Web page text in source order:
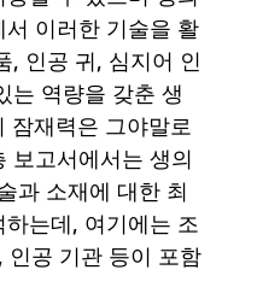
이러한 기술을 활
, 인공 귀, 심지어 인
는 역량을 갖춘 생
잠재력은 그야말로
보고서에서는 생의
과 소재에 대한 최
는데, 여기에는 조
인공 기관 등이 포함